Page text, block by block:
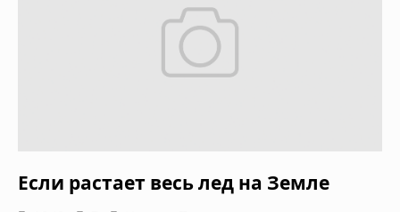
Если растает весь лед на Земле